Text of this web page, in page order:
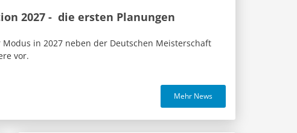
2027 - die ersten Planungen
in 2027 neben der Deutschen Meisterschaft
vor.
Mehr News